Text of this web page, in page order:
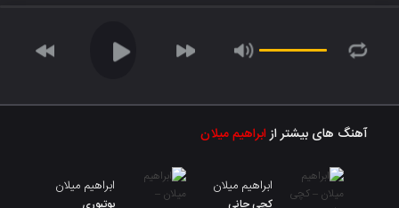
آهنگ های بیشتر ازابراهیم میلان
ابراهیم میلان ابراهیم میلان